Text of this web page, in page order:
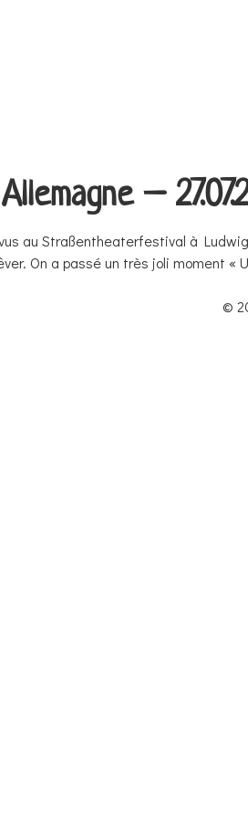
–
au Straßentheaterfestival à
On a passé un très joli moment «
©